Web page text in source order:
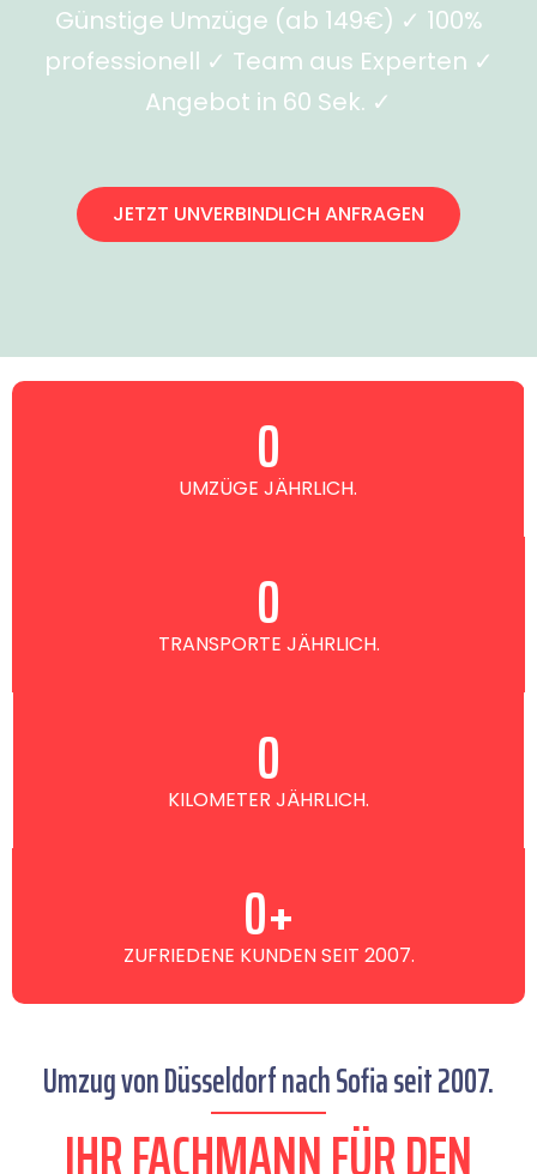
Günstige Umzüge (ab 149€) ✓ 100%
professionell ✓ Team aus Experten ✓
Angebot in 60 Sek. ✓
JETZT UNVERBINDLICH ANFRAGEN
UMZÜGE JÄHRLICH.
0
TRANSPORTE JÄHRLICH.
0
KILOMETER JÄHRLICH.
0
ZUFRIEDENE KUNDEN SEIT 2007.
0+
Umzug von Düsseldorf nach Sofia seit 2007.